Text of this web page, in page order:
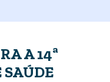
A 14ª